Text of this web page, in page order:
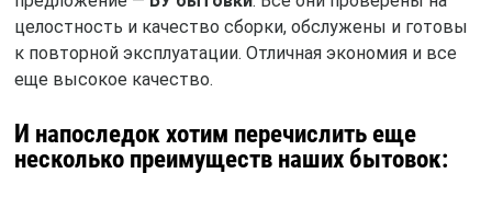
целостность и качество сборки, обслужены и готовы
к повторной эксплуатации. Отличная экономия и все
еще высокое качество.
И напоследок хотим перечислить еще
несколько преимуществ наших бытовок: